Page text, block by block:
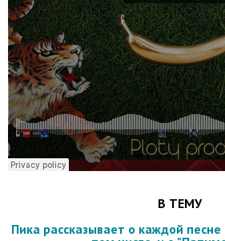
В ТЕМУ
Пика рассказывает о каждой песне